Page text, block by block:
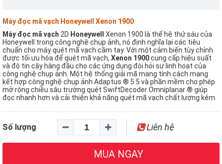
Máy đọc mã vạch Honeywell Xenon 1900
Máy đọc mã vạch 2D Honeywell
Xenon 1900 là thế hệ thứ sáu của
Honeywell trong công nghệ chụp ảnh, nó định nghĩa lại các tiêu
chuẩn cho máy quét mã vạch cầm tay. Với một cảm biến tùy chỉnh
được tối ưu hóa để quét mã vạch, Xenon 1900cung cấp hiệu suất
và độ tin cậy hàng đầu cho các ứng dụng đòi hỏi sự linh hoạt của
công nghệ chụp ảnh. Một hệ thống giải mã mang tính cách mạng
kết hợp công nghệ chụp ảnh Adaptus ® 5.5 và phần mềm cho phép
mở rộng chiều sâu trường quét SwiftDecoder Omniplanar ® giúp
đọc nhanh hơn và cải thiện khả năng quét mã vạch chất lượng kém.
Số lượng Liên hệ
MUA NGAY